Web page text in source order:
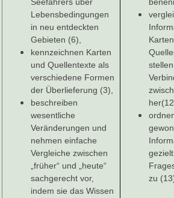
Lebensbedingungen
in neu entdeckten
Gebieten (6),
kennzeichnen Karten
und Quellentexte als
verschiedene Formen
der Überlieferung (3),
beschreiben
wesentliche
Veränderungen und
nehmen einfache
Vergleiche zwischen
„früher“ und „heute“
sachgerecht vor,
indem sie das Wissen
stellen
zu